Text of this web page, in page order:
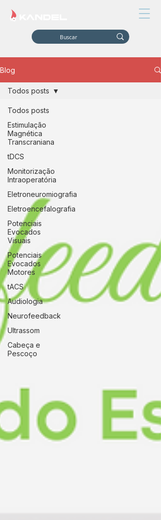
Blog
Todos posts
Estimulação
Magnética
Transcraniana
tDCS
Monitorização
Intraoperatória
Eletroneuromiografia
Eletroencefalografia
Potenciais
Evocados
Visuais
Potenciais
Evocados
Motores
tACS
Audiologia
Neurofeedback
Ultrassom
Cabeça e
Pescoço
Todos posts